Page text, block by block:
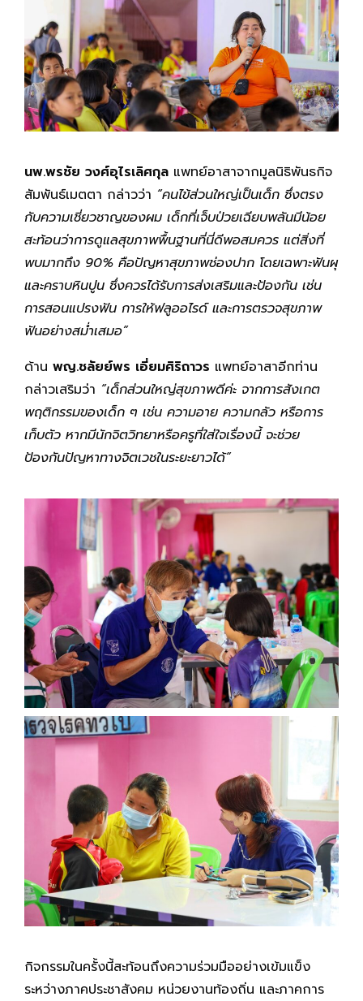
นพ.พรชัย วงศ์อุไรเลิศกุล แพทย์อาสาจากมูลนิธิพันธกิจ
สัมพันธ์เมตตา กล่าวว่า “คนไข้ส่วนใหญ่เป็นเด็ก ซึ่งตรง
กับความเชี่ยวชาญของผม เด็กที่เจ็บป่วยเฉียบพลันมีน้อย
สะท้อนว่าการดูแลสุขภาพพื้นฐานที่นี่ดีพอสมควร แต่สิ่งที่
พบมากถึง 90% คือปัญหาสุขภาพช่องปาก โดยเฉพาะฟันผุ
และคราบหินปูน ซึ่งควรได้รับการส่งเสริมและป้องกัน เช่น
การสอนแปรงฟัน การให้ฟลูออไรด์ และการตรวจสุขภาพ
ฟันอย่างสม่ำเสมอ”
ด้าน พญ.ชลัยย์พร เอี่ยมศิริถาวร แพทย์อาสาอีกท่าน
กล่าวเสริมว่า “เด็กส่วนใหญ่สุขภาพดีค่ะ จากการสังเกต
พฤติกรรมของเด็ก ๆ เช่น ความอาย ความกลัว หรือการ
เก็บตัว หากมีนักจิตวิทยาหรือครูที่ใส่ใจเรื่องนี้ จะช่วย
ป้องกันปัญหาทางจิตเวชในระยะยาวได้”
กิจกรรมในครั้งนี้สะท้อนถึงความร่วมมืออย่างเข้มแข็ง
ระหว่างภาคประชาสังคม หน่วยงานท้องถิ่น และภาคการ